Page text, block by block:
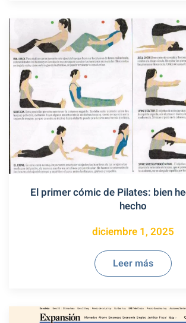
El primer cómic de Pilates: bien
hecho
diciembre 1, 2025
Leer más